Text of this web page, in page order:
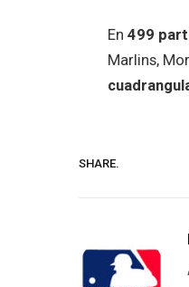
En 499
Marlins,
SHARE.